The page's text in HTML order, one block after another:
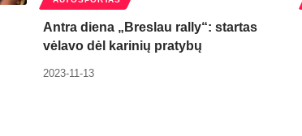
Antra diena „Breslau rally“: startas
vėlavo dėl karinių pratybų
2023-11-13